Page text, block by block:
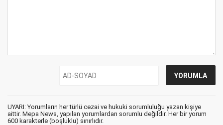
UYARI: Yorumların her türlü cezai ve hukuki sorumluluğu yazan kişiye
aittir. Mepa News, yapılan yorumlardan sorumlu değildir. Her bir yorum
600 karakterle (boşluklu) sınırlıdır.